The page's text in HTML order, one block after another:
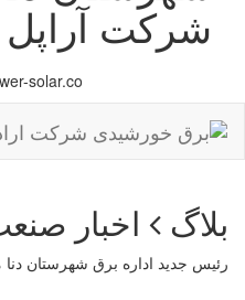
شرکت آراپل
solar.co
بلاگ اخبار
رئیس جدید اداره برق شهرستان